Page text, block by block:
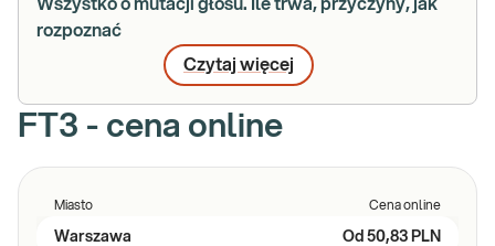
Wszystko o mutacji głosu. Ile trwa, przyczyny, jak
rozpoznać
Czytaj więcej
FT3 - cena online
Miasto Cena online
Warszawa Od 50,83 PLN